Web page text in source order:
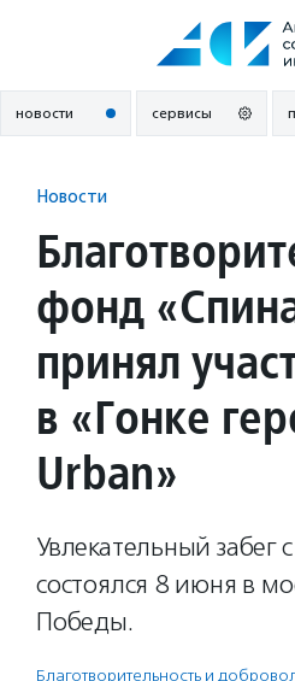
новости сервисы
Новости
фонд
принял
в «Гонке
Urban»
Увлекательный забег
состоялся 8 июня в
Победы.
Благотвори­тель­ность и